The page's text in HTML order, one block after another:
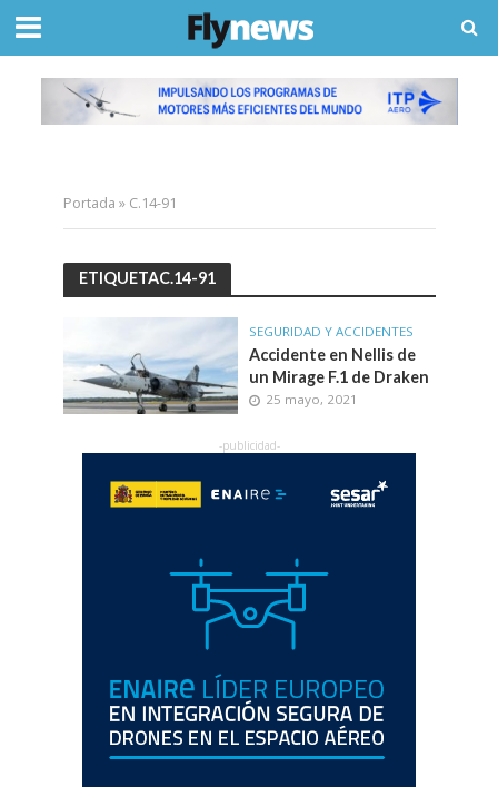
Portada » C.14-91
ETIQUETAC.14-91
SEGURIDAD Y ACCIDENTES
Accidente en Nellis de
un Mirage F.1 de Draken
25 mayo, 2021